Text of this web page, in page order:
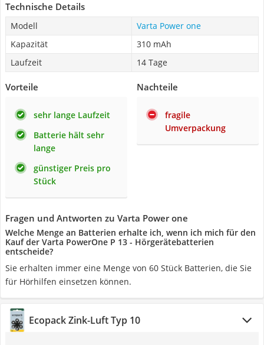
Technische Details
Modell
Varta Power one
Kapazität
310 mAh
Laufzeit
14 Tage
Vorteile
sehr lange Laufzeit
Batterie hält sehr
lange
günstiger Preis pro
Stück
Nachteile
fragile
Umverpackung
Fragen und Antworten zu Varta Power one
Welche Menge an Batterien erhalte ich, wenn ich mich für den
Kauf der Varta PowerOne P 13 - Hörgerätebatterien
entscheide?
Sie erhalten immer eine Menge von 60 Stück Batterien, die Sie
für Hörhilfen einsetzen können.
Ecopack Zink-Luft Typ 10